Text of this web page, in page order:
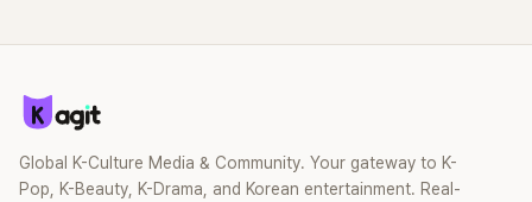
Global K-Culture Media & Community. Your gateway to K-
Pop, K-Beauty, K-Drama, and Korean entertainment. Real-